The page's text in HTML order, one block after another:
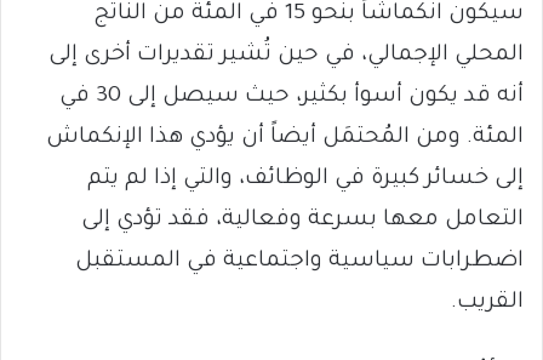
سيكون انكماشاً بنحو 15 في المئة من الناتج
المحلي الإجمالي، في حين تُشير تقديرات أخرى إلى
أنه قد يكون أسوأ بكثير، حيث سيصل إلى 30 في
المئة. ومن المُحتمَل أيضاً أن يؤدي هذا الإنكماش
إلى خسائر كبيرة في الوظائف، والتي إذا لم يتم
التعامل معها بسرعة وفعالية، فقد تؤدي إلى
اضطرابات سياسية واجتماعية في المستقبل
القريب.